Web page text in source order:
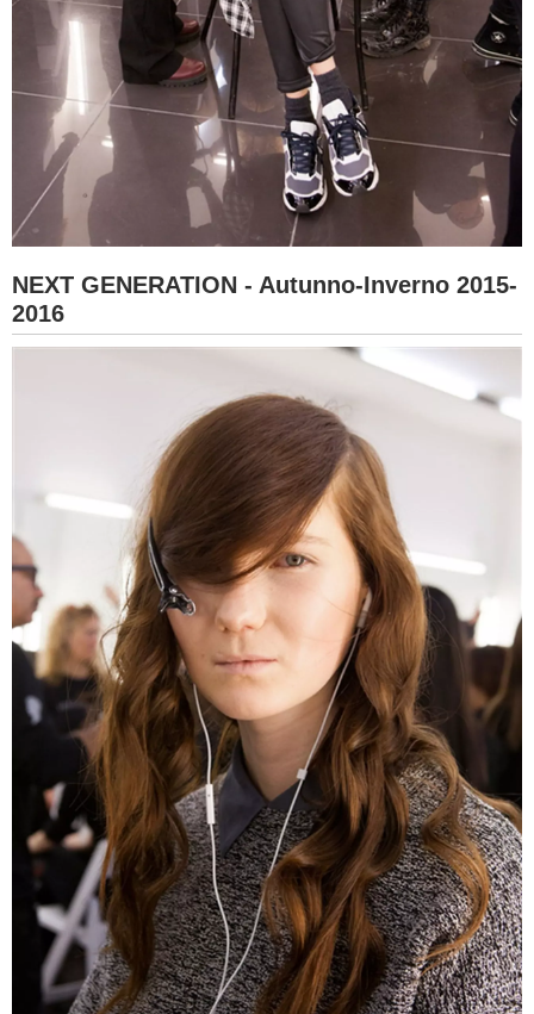
NEXT GENERATION - Autunno-Inverno 2015-
2016